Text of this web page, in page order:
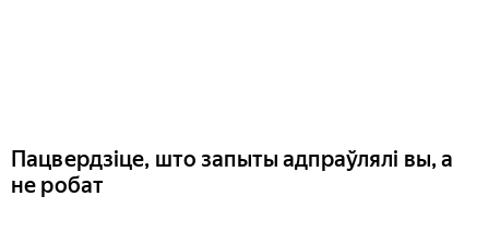
Пацвердзіце, што запыты адпраўлялі вы, а
не робат